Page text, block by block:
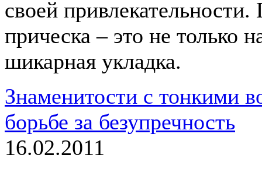
своей
прическа – это не только
шикарная укладка.
Знаменитости с тонкими
борьбе за безупречность
16.02.2011